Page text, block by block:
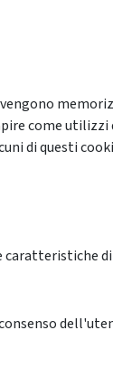
come
di questi